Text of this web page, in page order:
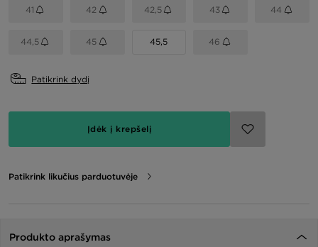
41 42 42,5 43 44
44,5 45 45,5 46
Patikrink dydį
Įdėk į krepšelį
Patikrink likučius parduotuvėje
Produkto aprašymas